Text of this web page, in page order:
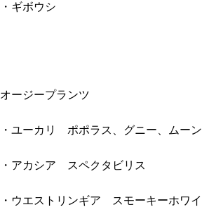
・ギボウシ
オージープランツ
・ユーカリ ポポラス、グニー、ムー
・アカシア スペクタビリス
・ウエストリンギア スモーキーホワ